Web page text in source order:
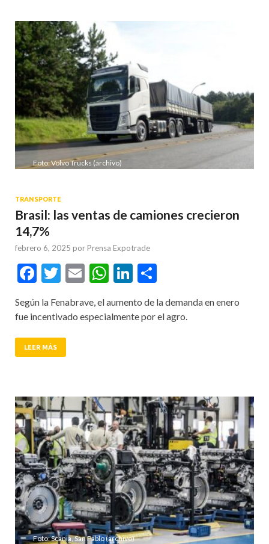
Foto: Volvo Trucks (archivo)
TRANSPORTE
Brasil: las ventas de camiones crecieron
14,7%
febrero 6, 2025 por Prensa Expotrade
Facebook
Twitter
EmailWhatsApp
LinkedIn
Según la Fenabrave, el aumento de la demanda en enero
fue incentivado especialmente por el agro.
LEER MÁS
Foto: Scania, San Pablo (archivo)